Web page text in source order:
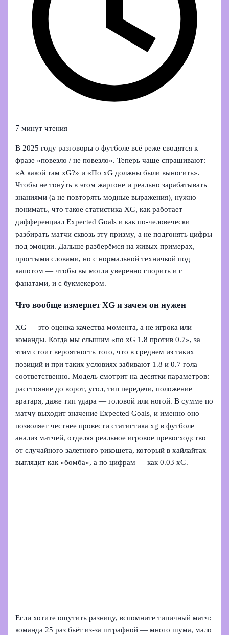
7 минут чтения
В 2025 году разговоры о футболе всё реже сводятся к
фразе «повезло / не повезло». Теперь чаще спрашивают:
«А какой там xG?» и «По xG должны были выносить».
Чтобы не тону́ть в этом жаргоне и реально зарабатывать
знаниями (а не повторять модные выражения), нужно
понимать, что такое статистика XG, как работает
дифференциал Expected Goals и как по‑человечески
разбирать матчи сквозь эту призму, а не подгонять цифры
под эмоции. Дальше разберёмся на живых примерах,
простыми словами, но с нормальной техничкой под
капотом — чтобы вы могли уверенно спорить и с
фанатами, и с букмекером.
Что вообще измеряет XG и зачем он нужен
XG — это оценка качества момента, а не игрока или
команды. Когда мы слышим «по xG 1.8 против 0.7», за
этим стоит вероятность того, что в среднем из таких
позиций и при таких условиях забивают 1.8 и 0.7 гола
соответственно. Модель смотрит на десятки параметров:
расстояние до ворот, угол, тип передачи, положение
вратаря, даже тип удара — головой или ногой. В сумме по
матчу выходит значение Expected Goals, и именно оно
позволяет честнее провести статистика xg в футболе
анализ матчей, отделяя реальное игровое превосходство
от случайного залетного рикошета, который в хайлайтах
выглядит как «бомба», а по цифрам — как 0.03 xG.
Если хотите ощутить разницу, вспомните типичный матч:
команда 25 раз бьёт из-за штрафной — много шума, мало